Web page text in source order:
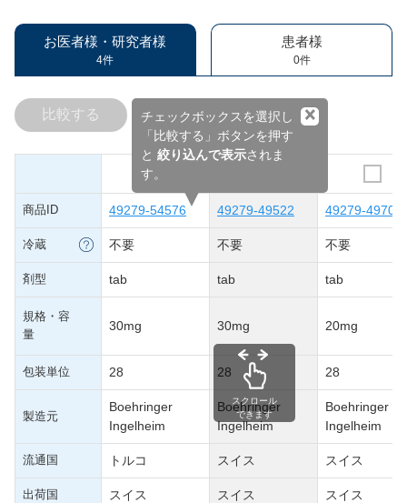
お医者様・研究者様
4件
患者様
0件
チェックボックスを選択し
「比較する」ボタンを押す
と 絞り込んで表示されま
す。
×
比較する
商品ID 49279-54576 49279-49522 49279-49709
冷蔵 不要 不要 不要
剤型 tab tab tab
規格・容
量
30mg 30mg 20mg
包装単位 28 28 28
製造元
Boehringer
Ingelheim
Boehringer
Ingelheim
Boehringer
Ingelheim
流通国 トルコ スイス スイス
出荷国 スイス スイス スイス
スクロール
できます